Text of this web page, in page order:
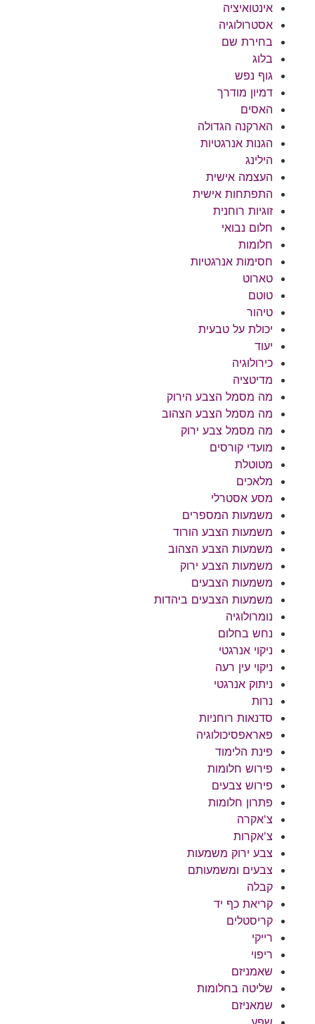
אינטואיציה
אסטרולוגיה
בחירת שם
בלוג
גוף נפש
דמיון מודרך
האסים
הארקנה הגדולה
הגנות אנרגטיות
הילינג
העצמה אישית
התפתחות אישית
זוגיות רוחנית
חלום נבואי
חלומות
חסימות אנרגטיות
טארוט
טוטם
טיהור
יכולת על טבעית
יעוד
כירולוגיה
מדיטציה
מה מסמל הצבע הירוק
מה מסמל הצבע הצהוב
מה מסמל צבע ירוק
מועדי קורסים
מטוטלת
מלאכים
מסע אסטרלי
משמעות המספרים
משמעות הצבע הורוד
משמעות הצבע הצהוב
משמעות הצבע ירוק
משמעות הצבעים
משמעות הצבעים ביהדות
נומרולוגיה
נחש בחלום
ניקוי אנרגטי
ניקוי עין רעה
ניתוק אנרגטי
נרות
סדנאות רוחניות
פאראפסיכולוגיה
פינת הלימוד
פירוש חלומות
פירוש צבעים
פתרון חלומות
צ'אקרה
צ'אקרות
צבע ירוק משמעות
צבעים ומשמעותם
קבלה
קריאת כף יד
קריסטלים
רייקי
ריפוי
שאמניזם
שליטה בחלומות
שמאניזם